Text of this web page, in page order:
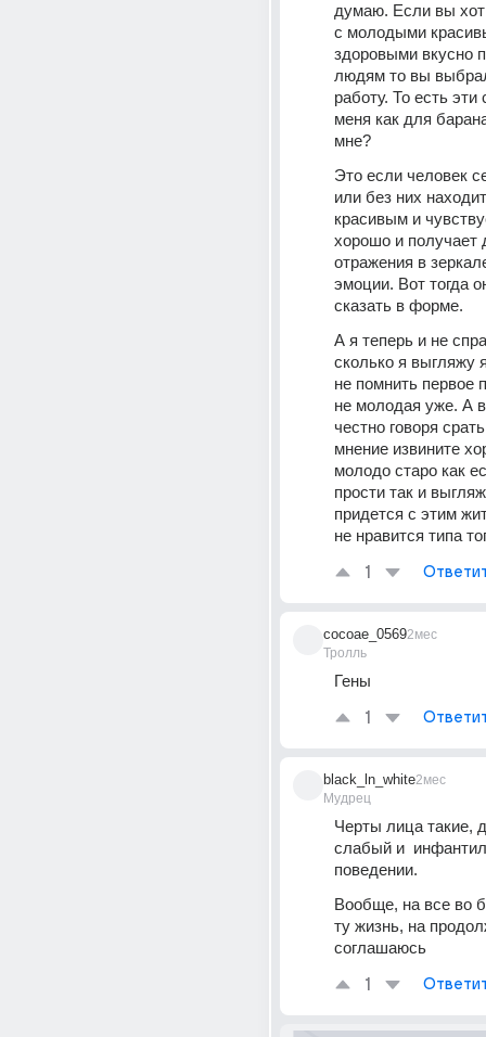
думаю. Если вы
с молодыми
здоровыми вкусно
людям то вы
работу. То есть эти
меня как для
мне?
Это если человек
или без них
красивым и
хорошо и получает
отражения в
эмоции. Вот тогда
сказать в форме.
А я теперь и не
сколько я выгляжу
не помнить первое
не молодая уже. А
честно говоря
мнение извините
молодо старо как
прости так и
придется с этим
не нравится типа
1
cocoae_0569
Тролль
2мес
Гены
1
black_ln_white
Мудрец
2мес
Черты лица такие,
слабый и
поведении.
Вообще, на все во
ту жизнь, на
соглашаюсь
1